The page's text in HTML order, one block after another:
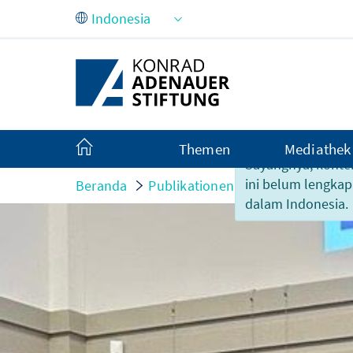
Skip to Main Content
Sayangnya,
ini belum
dalam Indonesia.
Themen Mediathek
Beranda Publikationen Partisipasi-